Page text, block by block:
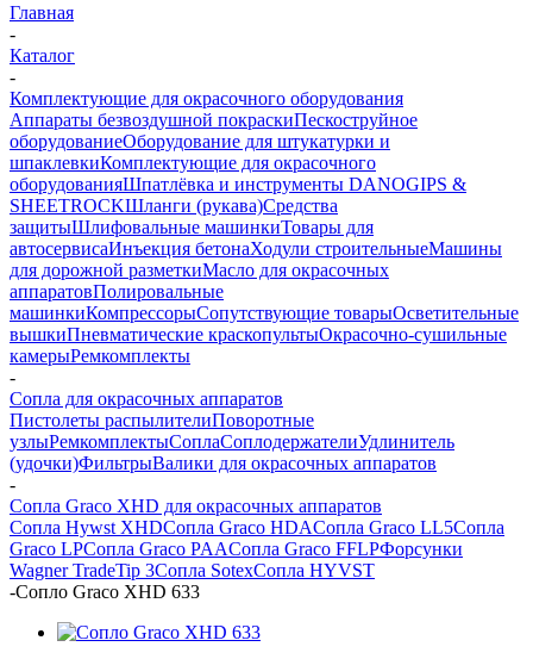
Главная
-
Каталог
-
Комплектующие для окрасочного оборудования
Аппараты безвоздушной покраскиПескоструйное
оборудованиеОборудование для штукатурки и
шпаклевкиКомплектующие для окрасочного
оборудованияШпатлёвка и инструменты DANOGIPS &
SHEETROCKШланги (рукава)Средства
защитыШлифовальные машинкиТовары для
автосервисаИнъекция бетонаХодули строительныеМашины
для дорожной разметкиМасло для окрасочных
аппаратовПолировальные
машинкиКомпрессорыСопутствующие товарыОсветительные
вышкиПневматические краскопультыОкрасочно-сушильные
камерыРемкомплекты
-
Сопла для окрасочных аппаратов
Пистолеты распылителиПоворотные
узлыРемкомплектыСоплаСоплодержателиУдлинитель
(удочки)ФильтрыВалики для окрасочных аппаратов
-
Сопла Graco XHD для окрасочных аппаратов
Сопла Hywst XHDСопла Graco HDAСопла Graco LL5Сопла
Graco LPСопла Graco PAAСопла Graco FFLPФорсунки
Wagner TradeTip 3Сопла SotexСопла HYVST
-Сопло Graco XHD 633